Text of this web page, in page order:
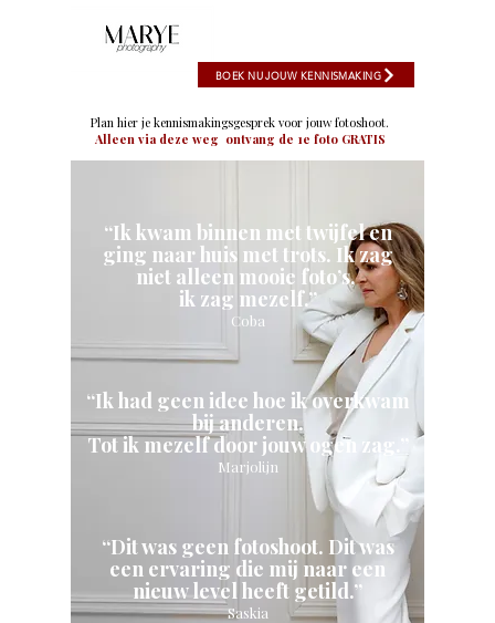
BOEK NU JOUW KENNISMAKING
Plan hier je kennismakingsgesprek voor jouw fotoshoot.
Alleen via deze weg ontvang de 1e foto GRATIS
“Ik kwam binnen met twijfel en
ging naar huis met trots. Ik zag
niet alleen mooie foto’s,
ik zag mezelf.”
Coba
“Ik had geen idee hoe ik overkwam
bij anderen.
Tot ik mezelf door jouw ogen zag.”
Marjolijn
“Dit was geen fotoshoot. Dit was
een ervaring die mij naar een
nieuw level heeft getild.”
Saskia